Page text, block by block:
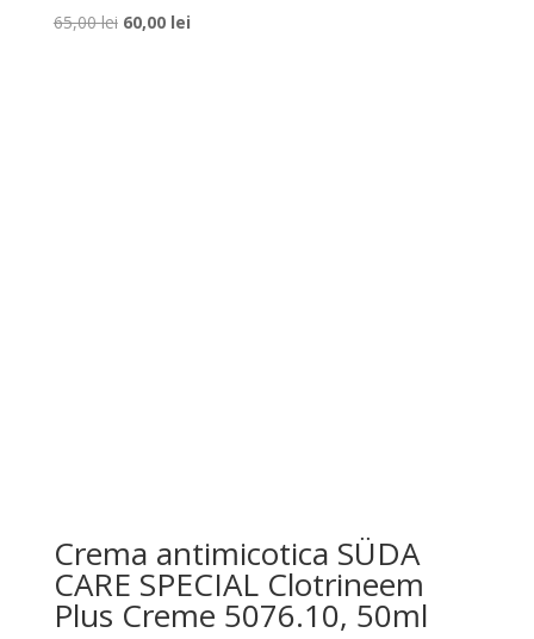
65,00lei Prețul
60,00 leiPrețul
Crema antimicotica SÜDA
CARE SPECIAL Clotrineem
Plus Creme 5076.10, 50ml